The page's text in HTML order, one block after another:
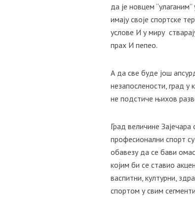
да је новцем
имају своје спортске
услове И у миру
прах И пепео.
А да све буде још
незапослености, град
не подстиче њихов
Град величине
професионални спорт
обавезу да се бави
којим би се ставио
васпитни, културни,
спортом у свим